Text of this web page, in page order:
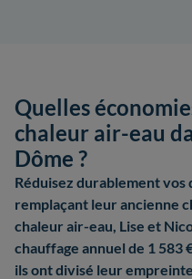
Quelles
chaleur air-eau
Dôme ?
Réduisez durablement vos
remplaçant leur ancienne
chaleur air-eau, Lise et
chauffage annuel de 1 583
ils ont divisé leur